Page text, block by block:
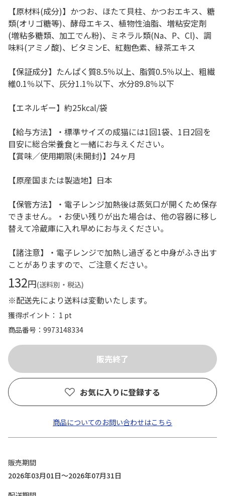
【原材料(成分)】かつお、ほたて貝柱、かつおエキス、糖
類(オリゴ糖等)、酵母エキス、植物性油脂、増粘安定剤
(増粘多糖類、加工でん粉)、ミネラル類(Na、P、Cl)、調
味料(アミノ酸)、ビタミンE、紅麹色素、緑茶エキス
【保証成分】たんぱく質8.5％以上、脂質0.5％以上、粗繊
維0.1％以下、灰分1.1％以下、水分89.8％以下
【エネルギー】約25kcal/袋
【給与方法】・標準サイズの成猫には1回1袋、1日2回を
目安に総合栄養食と一緒にお与えください。
【賞味／使用期限(未開封)】24ヶ月
【原産国または製造地】日本
【保管方法】・電子レンジ加熱後は蒸気口が開くため保存
できません。・お使い残りが出た場合は、他の容器に移し
替えて冷蔵庫に入れ早めにお与えください。
【諸注意】・電子レンジで加熱し過ぎると中身がふき出す
ことがありますので、ご注意ください。
132円(送料別・税込)
※配送先により送料は変動いたします。
獲得ポイント： 1 pt
商品番号
9973148334
お気に入りに登録する
商品についてのお問い合わせはこちら
販売期間
2026年03月01日～2026年07月31日